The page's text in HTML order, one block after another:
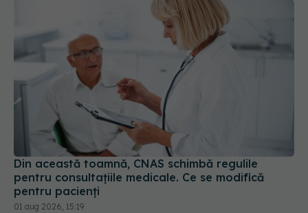
Din această toamnă, CNAS schimbă regulile
pentru consultațiile medicale. Ce se modifică
pentru pacienți
01 aug 2026, 15:19